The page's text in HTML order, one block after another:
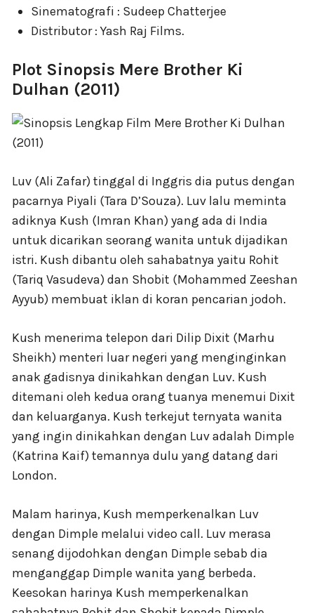
Sinematografi : Sudeep Chatterjee
Distributor : Yash Raj Films.
Plot Sinopsis Mere Brother Ki
Dulhan (2011)
Luv (Ali Zafar) tinggal di Inggris dia putus dengan
pacarnya Piyali (Tara D’Souza). Luv lalu meminta
adiknya Kush (Imran Khan) yang ada di India
untuk dicarikan seorang wanita untuk dijadikan
istri. Kush dibantu oleh sahabatnya yaitu Rohit
(Tariq Vasudeva) dan Shobit (Mohammed Zeeshan
Ayyub) membuat iklan di koran pencarian jodoh.
Kush menerima telepon dari Dilip Dixit (Marhu
Sheikh) menteri luar negeri yang menginginkan
anak gadisnya dinikahkan dengan Luv. Kush
ditemani oleh kedua orang tuanya menemui Dixit
dan keluarganya. Kush terkejut ternyata wanita
yang ingin dinikahkan dengan Luv adalah Dimple
(Katrina Kaif) temannya dulu yang datang dari
London.
Malam harinya, Kush memperkenalkan Luv
dengan Dimple melalui video call. Luv merasa
senang dijodohkan dengan Dimple sebab dia
menganggap Dimple wanita yang berbeda.
Keesokan harinya Kush memperkenalkan